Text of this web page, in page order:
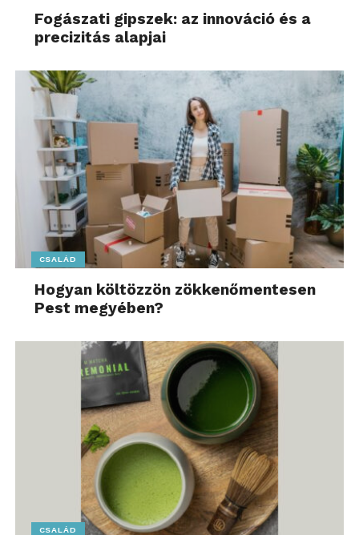
Fogászati gipszek: az innováció és a
precizitás alapjai
CSALÁD
Hogyan költözzön zökkenőmentesen
Pest megyében?
CSALÁD